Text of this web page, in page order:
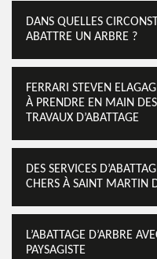
DANS QUELLES
ABATTRE UN ARBRE ?
FERRARI STEVEN
À PRENDRE EN MAIN
TRAVAUX D’ABATTAGE
DES SERVICES
CHERS À SAINT MARTIN
L’ABATTAGE D’ARBRE
PAYSAGISTE